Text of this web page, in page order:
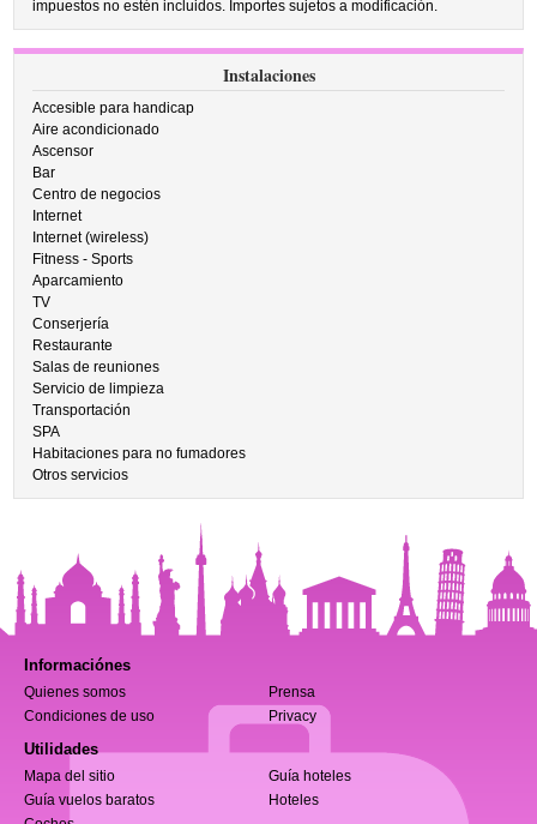
impuestos no estén incluidos. Importes sujetos a modificación.
Instalaciones
Accesible para handicap
Aire acondicionado
Ascensor
Bar
Centro de negocios
Internet
Internet (wireless)
Fitness - Sports
Aparcamiento
TV
Conserjería
Restaurante
Salas de reuniones
Servicio de limpieza
Transportación
SPA
Habitaciones para no fumadores
Otros servicios
Informaciónes
Quienes somos
Prensa
Condiciones de uso
Privacy
Utilidades
Mapa del sitio
Guía hoteles
Guía vuelos baratos
Hoteles